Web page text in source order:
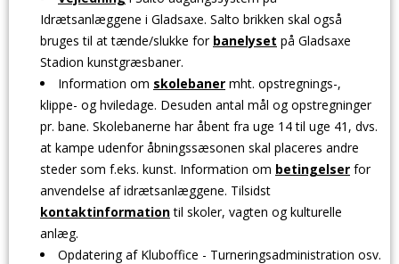
Idrætsanlæggene i Gladsaxe. Salto brikken skal også
bruges til at tænde/slukke for banelyset på Gladsaxe
Stadion kunstgræsbaner.
Information om skolebaner mht. opstregnings-,
klippe- og hviledage. Desuden antal mål og opstregninger
pr. bane. Skolebanerne har åbent fra uge 14 til uge 41, dvs.
at kampe udenfor åbningssæsonen skal placeres andre
steder som f.eks. kunst. Information om betingelser for
anvendelse af idrætsanlæggene. Tilsidst
kontaktinformationtil skoler, vagten og kulturelle
anlæg.
Opdatering af Kluboffice - Turneringsadministration osv.